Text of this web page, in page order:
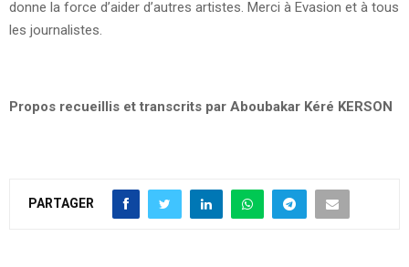
donne la force d’aider d’autres artistes. Merci à Evasion et à tous
les journalistes.
Propos recueillis et transcrits par Aboubakar Kéré KERSON
PARTAGER